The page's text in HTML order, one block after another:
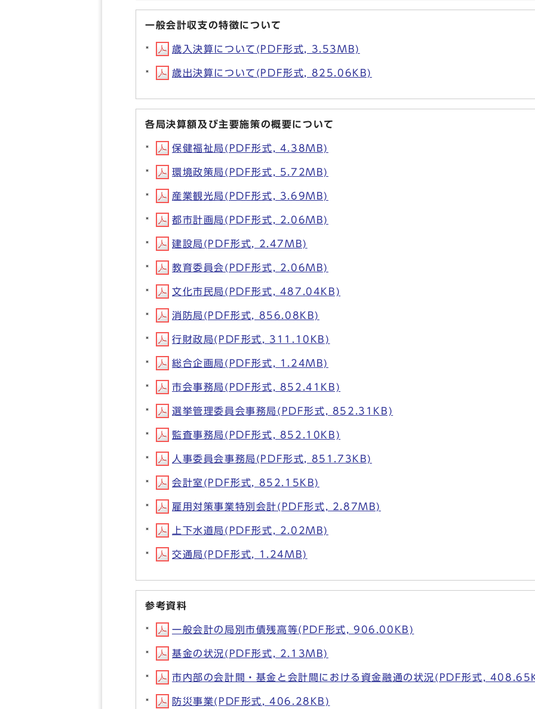
一般会計収支の特徴について
歳入決算について(PDF形式, 3.53MB)
歳出決算について(PDF形式, 825.06KB)
各局決算額及び主要施策の概要について
保健福祉局(PDF形式, 4.38MB)
環境政策局(PDF形式, 5.72MB)
産業観光局(PDF形式, 3.69MB)
都市計画局(PDF形式, 2.06MB)
建設局(PDF形式, 2.47MB)
教育委員会(PDF形式, 2.06MB)
文化市民局(PDF形式, 487.04KB)
消防局(PDF形式, 856.08KB)
行財政局(PDF形式, 311.10KB)
総合企画局(PDF形式, 1.24MB)
市会事務局(PDF形式, 852.41KB)
選挙管理委員会事務局(PDF形式, 852.31KB)
監査事務局(PDF形式, 852.10KB)
人事委員会事務局(PDF形式, 851.73KB)
会計室(PDF形式, 852.15KB)
雇用対策事業特別会計(PDF形式, 2.87MB)
上下水道局(PDF形式, 2.02MB)
交通局(PDF形式, 1.24MB)
参考資料
一般会計の局別市債残高等(PDF形式, 906.00KB)
基金の状況(PDF形式, 2.13MB)
市内部の会計間・基金と会計間における資金融通の状況(PDF形式,
防災事業(PDF形式, 406.28KB)